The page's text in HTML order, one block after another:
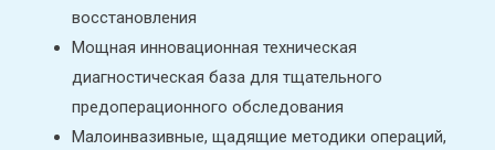
восстановления
Мощная инновационная техническая
диагностическая база для тщательного
предоперационного обследования
Малоинвазивные, щадящие методики операций,